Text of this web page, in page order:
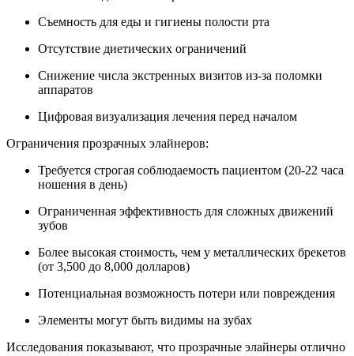
Съемность для еды и гигиены полости рта
Отсутствие диетических ограничений
Снижение числа экстренных визитов из-за поломки
аппаратов
Цифровая визуализация лечения перед началом
Ограничения прозрачных элайнеров:
Требуется строгая соблюдаемость пациентом (20-22 часа
ношения в день)
Ограниченная эффективность для сложных движений
зубов
Более высокая стоимость, чем у металлических брекетов
(от 3,500 до 8,000 долларов)
Потенциальная возможность потери или повреждения
Элементы могут быть видимы на зубах
Исследования показывают, что прозрачные элайнеры отлично